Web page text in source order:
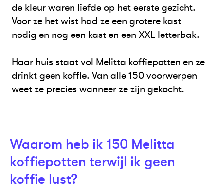
de kleur waren liefde op het eerste gezicht.
Voor ze het wist had ze een grotere kast
nodig en nog een kast en een XXL letterbak.
Haar huis staat vol Melitta koffiepotten en ze
drinkt geen koffie. Van alle 150 voorwerpen
weet ze precies wanneer ze zijn gekocht.
Waarom heb ik 150 Melitta
koffiepotten terwijl ik geen
koffie lust?